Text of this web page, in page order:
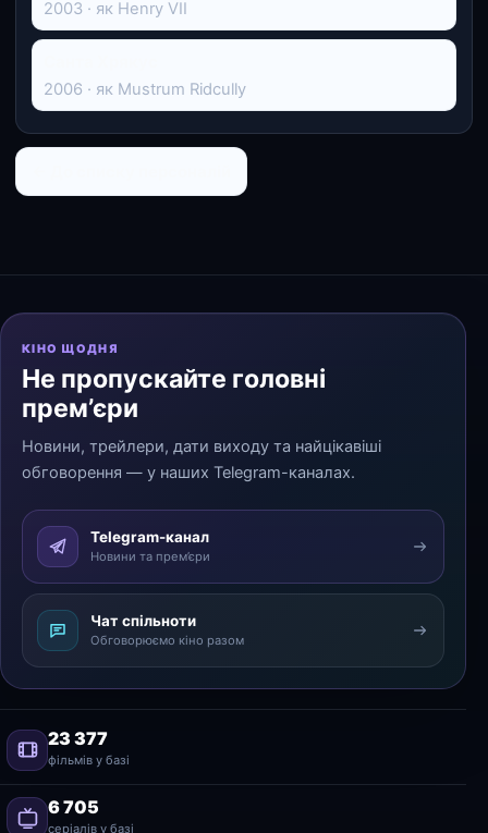
2003 · як Henry VII
2006 · як Mustrum Ridcully
КІНО ЩОДНЯ
Не пропускайте головні
прем’єри
Новини, трейлери, дати виходу та найцікавіші
обговорення — у наших Telegram-каналах.
Telegram-канал
Новини та прем’єри
Чат спільноти
Обговорюємо кіно разом
23 377
фільмів у базі
6 705
серіалів у базі